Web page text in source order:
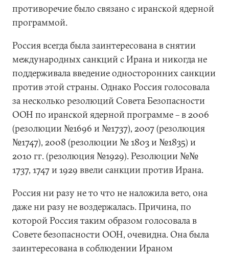
противоречие было связано с иранской ядерной
программой.
Россия всегда была заинтересована в снятии
международных санкций с Ирана и никогда не
поддерживала введение односторонних санкции
против этой страны. Однако Россия голосовала
за несколько резолюций Совета Безопасности
ООН по иранской ядерной программе – в 2006
(резолюции №1696 и №1737), 2007 (резолюция
№1747), 2008 (резолюции № 1803 и №1835) и
2010 гг. (резолюция №1929). Резолюции №№
1737, 1747 и 1929 ввели санкции против Ирана.
Россия ни разу не то что не наложила вето, она
даже ни разу не воздержалась. Причина, по
которой Россия таким образом голосовала в
Совете безопасности ООН, очевидна. Она была
заинтересована в соблюдении Ираном